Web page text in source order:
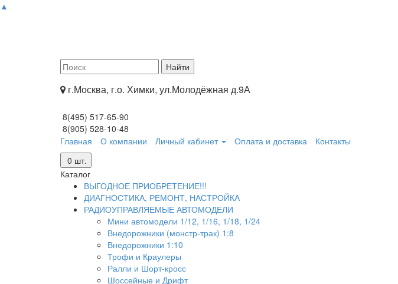
▲
г.Москва, г.о. Химки, ул.Молодёжная д.9А
8(495) 517-65-90
8(905) 528-10-48
Главная
О компании Личный кабинет Оплата и доставка
Контакты
0 шт.
Каталог
ВЫГОДНОЕ ПРИОБРЕТЕНИЕ!!!
ДИАГНОСТИКА, РЕМОНТ, НАСТРОЙКА
РАДИОУПРАВЛЯЕМЫЕ АВТОМОДЕЛИ
Мини автомодели 1/12, 1/16, 1/18, 1/24
Внедорожники (монстр-трак) 1:8
Внедорожники 1:10
Трофи и Краулеры
Ралли и Шорт-кросс
Шоссейные и Дрифт